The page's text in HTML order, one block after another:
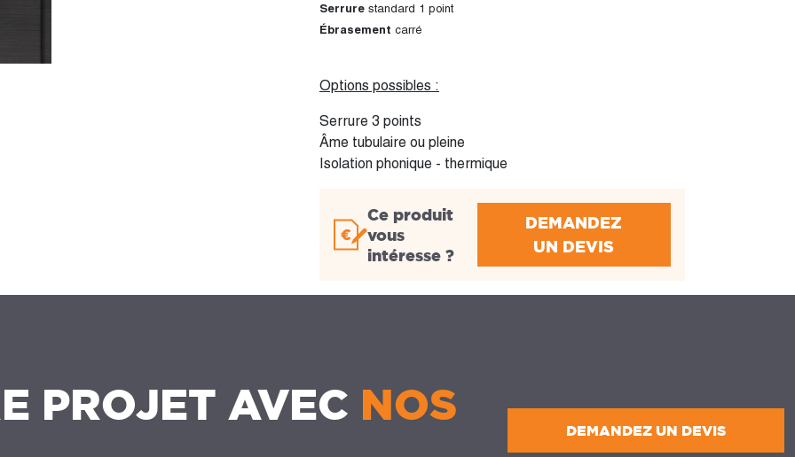
Serrure standard 1 point
Ébrasement carré
Options possibles :
Serrure 3 points
Âme tubulaire ou pleine
Isolation phonique - thermique
Ce produit
vous
intéresse ?
DEMANDEZ
UN DEVIS
PROJET AVEC NOS DEMANDEZ UN DEVIS